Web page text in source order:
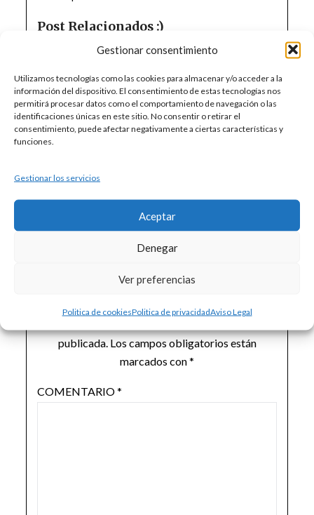
Gestionar consentimiento
Utilizamos tecnologías como las cookies para almacenar y/o acceder a la
información del dispositivo. El consentimiento de estas tecnologías nos
permitirá procesar datos como el comportamiento de navegación o las
identificaciones únicas en este sitio. No consentir o retirar el
consentimiento, puede afectar negativamente a ciertas características y
funciones.
Gestionar los servicios
Aceptar
Denegar
Ver preferencias
Politica de cookiesPolitica de privacidadAviso Legal
Post Relacionados :)
¿IVGA Negativo? No siempre es culpa del
Catastro en 2026
Invertir en Cantabria 2026: Guía para comprar
casa o parcela sin sorpresas legales
Seguridad Jurídica y Topografía en 2026: La
visión del COIGT tras una década de
y Experiencia a tu Alcance
superficies de fincas en España?
publicada. Los campos obligatorios están
marcados con*
COMENTARIO*